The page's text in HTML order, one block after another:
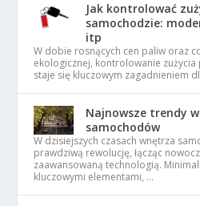
Jak kontrolować
samochodzie:
itp
W dobie rosnących cen paliw oraz
ekologicznej, kontrolowanie
staje się kluczowym zagadnieniem
Najnowsze trendy
samochodów
W dzisiejszych czasach wnętrza
prawdziwą rewolucję, łącząc
zaawansowaną technologią.
kluczowymi elementami, …